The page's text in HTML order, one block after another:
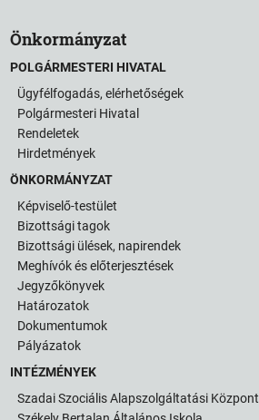
Önkormányzat
POLGÁRMESTERI HIVATAL
Ügyfélfogadás, elérhetőségek
Polgármesteri Hivatal
Rendeletek
Hirdetmények
ÖNKORMÁNYZAT
Képviselő-testület
Bizottsági tagok
Bizottsági ülések, napirendek
Meghívók és előterjesztések
Jegyzőkönyvek
Határozatok
Dokumentumok
Pályázatok
INTÉZMÉNYEK
Szadai Szociális Alapszolgáltatási Központ